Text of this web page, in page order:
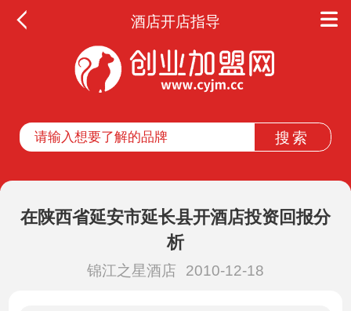
酒店开店指导
在陕西省延安市延长县开酒店投资回报分
析
锦江之星酒店 2010-12-18